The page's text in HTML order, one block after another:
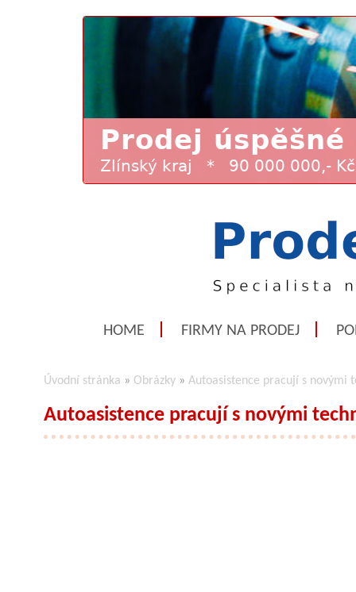
HOME FIRMY NA PRODEJ
Úvodní stránka » Obrázky » Autoasistence pracují s novými
Autoasistence pracují s novými